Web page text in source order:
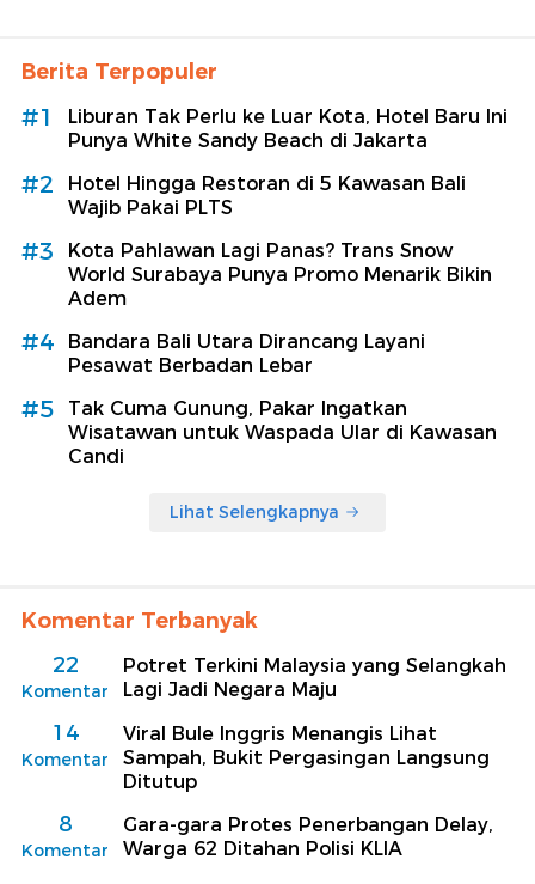
Berita Terpopuler
#1
Liburan Tak Perlu ke Luar Kota, Hotel Baru Ini
Punya White Sandy Beach di Jakarta
#2
Hotel Hingga Restoran di 5 Kawasan Bali
Wajib Pakai PLTS
#3
Kota Pahlawan Lagi Panas? Trans Snow
World Surabaya Punya Promo Menarik Bikin
Adem
#4
Bandara Bali Utara Dirancang Layani
Pesawat Berbadan Lebar
#5
Tak Cuma Gunung, Pakar Ingatkan
Wisatawan untuk Waspada Ular di Kawasan
Candi
Lihat Selengkapnya
Komentar Terbanyak
22
Komentar
Potret Terkini Malaysia yang Selangkah
Lagi Jadi Negara Maju
14
Komentar
Viral Bule Inggris Menangis Lihat
Sampah, Bukit Pergasingan Langsung
Ditutup
8
Komentar
Gara-gara Protes Penerbangan Delay,
Warga 62 Ditahan Polisi KLIA